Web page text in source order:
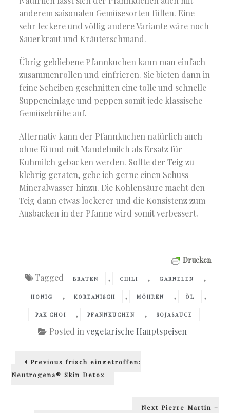
anderem saisonalen Gemüsesorten füllen. Eine
sehr leckere und völlig andere Variante wäre noch
Sauerkraut und Kräuterschmand.
Übrig gebliebene Pfannkuchen kann man einfach
zusammenrollen und einfrieren. Sie bieten dann in
feine Scheiben geschnitten eine tolle und schnelle
Suppeneinlage und peppen somit jede klassische
Gemüsebrühe auf.
Alternativ kann der Pfannkuchen natürlich auch
ohne Ei und mit Mandelmilch als Ersatz für
Kuhmilch gebacken werden. Sollte der Teig zu
klebrig geraten, gebe ich gerne einen Schuss
Mineralwasser hinzu. Die Kohlensäure macht den
Teig dann etwas lockerer und die Konsistenz zum
Ausbacken in der Pfanne wird somit verbessert.
Drucken
Tagged BRATEN , CHILI , GARNELEN ,
HONIG , KOREANISCH , MÖHREN , ÖL ,
PAK CHOI , PFANNKUCHEN , SOJASAUCE
Posted in vegetarische Hauptspeisen
Beitragsnavigation
Previous Previous
frisch eingetroffen:
Neutrogena® Skin Detox
Next Next
Pierre Martin –